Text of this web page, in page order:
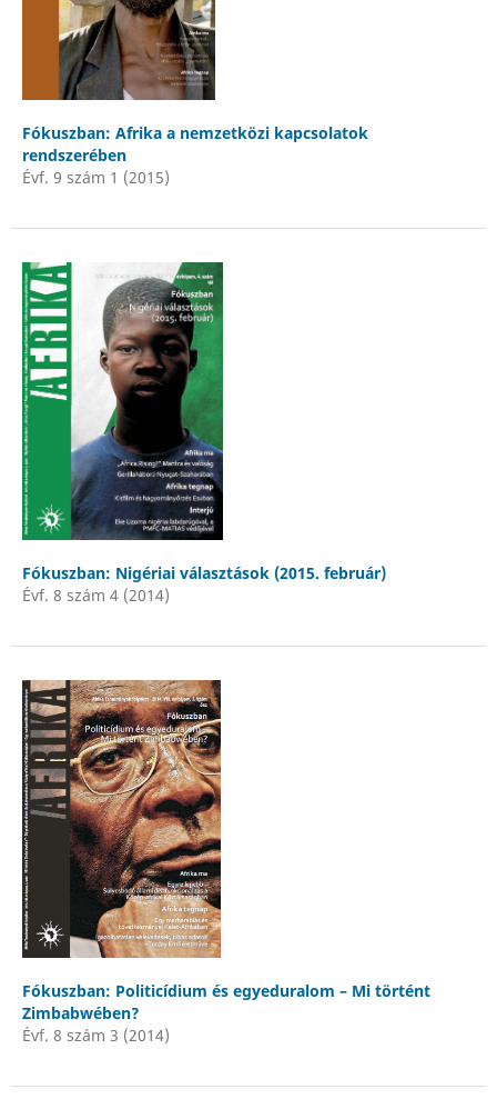
Fókuszban: Afrika a nemzetközi kapcsolatok
rendszerében
Évf. 9 szám 1 (2015)
Fókuszban: Nigériai választások (2015. február)
Évf. 8 szám 4 (2014)
Fókuszban: Politicídium és egyeduralom – Mi történt
Zimbabwében?
Évf. 8 szám 3 (2014)